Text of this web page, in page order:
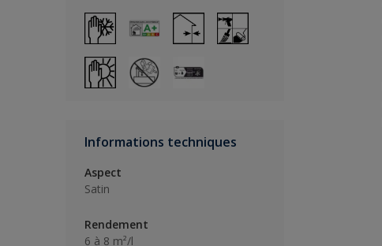
Informations techniques
Aspect
Satin
Rendement
6 à 8 m²/l